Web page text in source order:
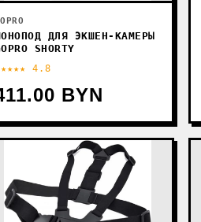
ДЛЯ ЭКШЕН-КАМЕРЫ
SHORTY
4.8
BYN